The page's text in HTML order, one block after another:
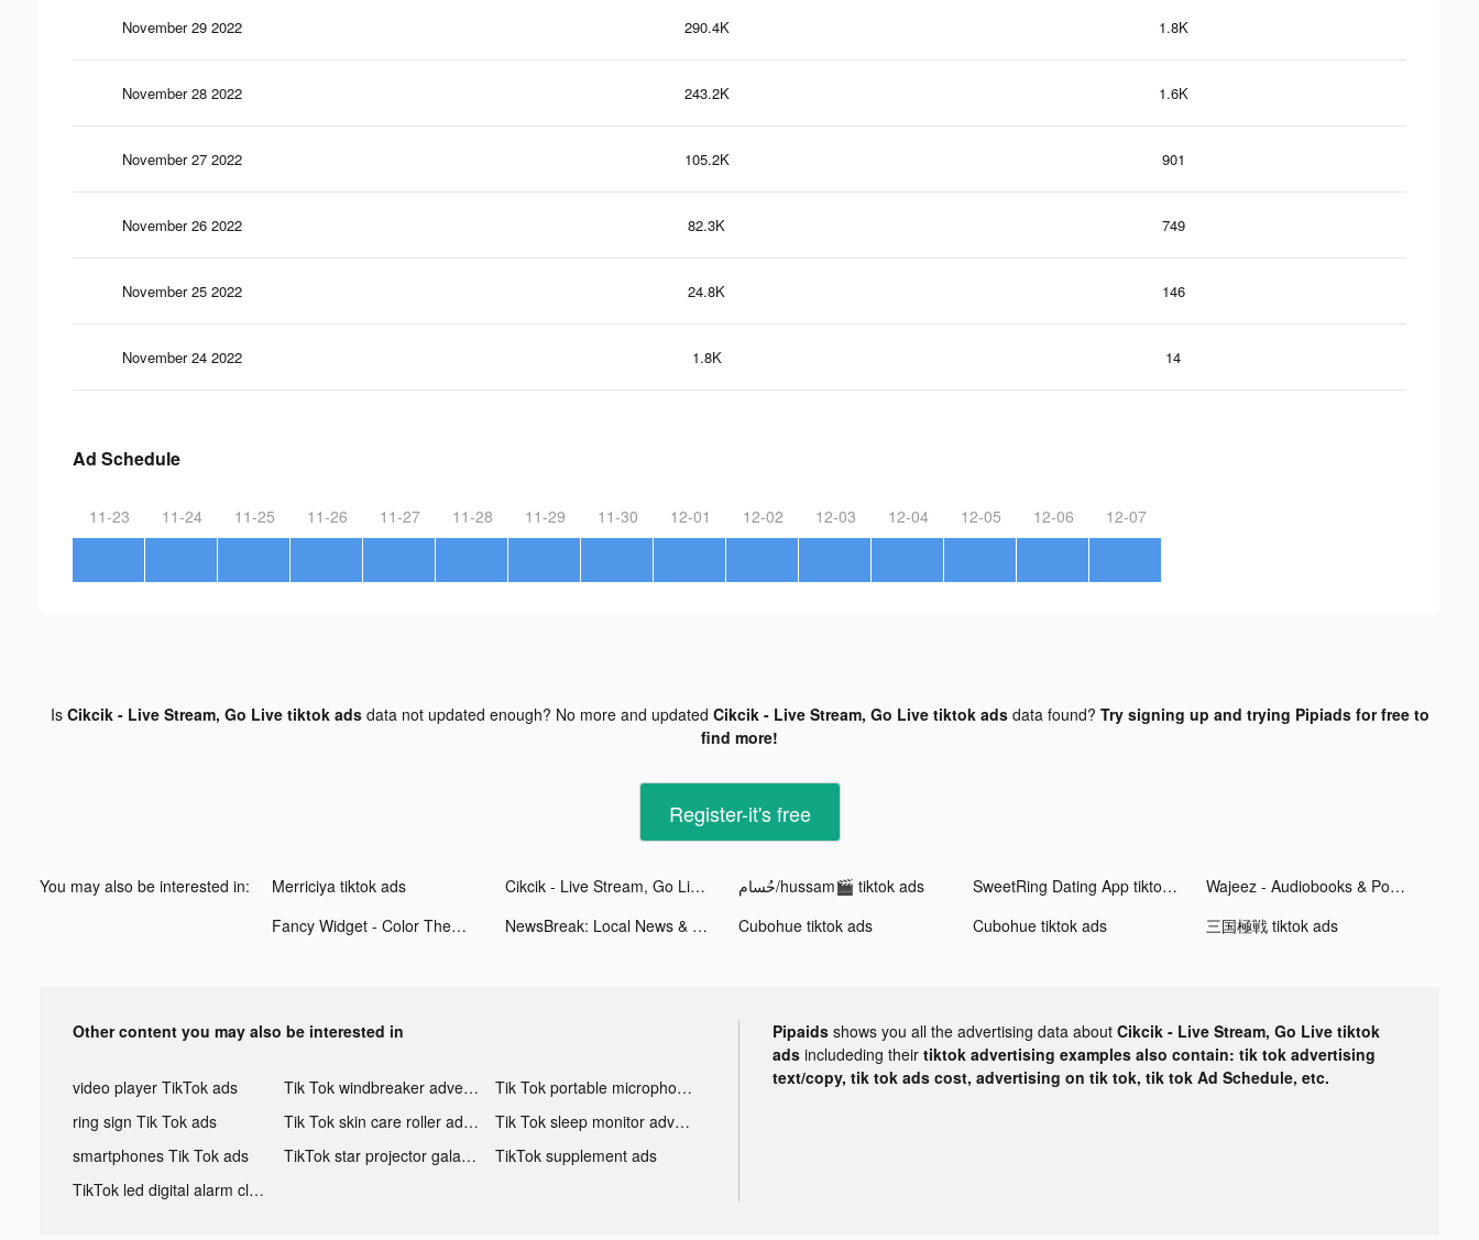
November 29 2022 290.4K 1.8K
November 28 2022 243.2K 1.6K
November 27 2022 105.2K 901
November 26 2022 82.3K 749
November 25 2022 24.8K 146
November 24 2022 1.8K 14
Ad Schedule
11-23 11-24 11-25 11-26 11-27 11-28 11-29 11-30 12-01 12-02 12-03 12-04 12-05 12-06 12-07
Is Cikcik - Live Stream, Go Live tiktok adsdata not updated enough? No more and updated Cikcik - Live Stream, Go Live tiktok adsdata found? Try signing up and trying Pipiads for free to
find more!
Register-it's free
You may also be interested in: Merriciya tiktok ads Cikcik - Live Stream, Go Live tiktok ads حُسام/hussam🎬 tiktok ads SweetRing Dating App tiktok ads
Wajeez - Audiobooks & Podcasts tiktok ads
Fancy Widget - Color Themes tiktok ads
NewsBreak: Local News & Alerts tiktok ads Cubohue tiktok ads Cubohue tiktok ads 三国極戦 tiktok ads
Other content you may also be interested in
video player TikTok ads Tik Tok windbreaker advertising
Tik Tok portable microphone advertising
ring sign Tik Tok ads
Tik Tok skin care roller advertising
Tik Tok sleep monitor advertising
smartphones Tik Tok ads
TikTok star projector galaxy night light bluetooth ads
TikTok supplement ads
TikTok led digital alarm clock ads
Pipaids shows you all the advertising data about Cikcik - Live Stream, Go Live tiktok
ads includeding their tiktok advertising examples also contain: tik tok advertising
text/copy, tik tok ads cost, advertising on tik tok, tik tok Ad Schedule, etc.